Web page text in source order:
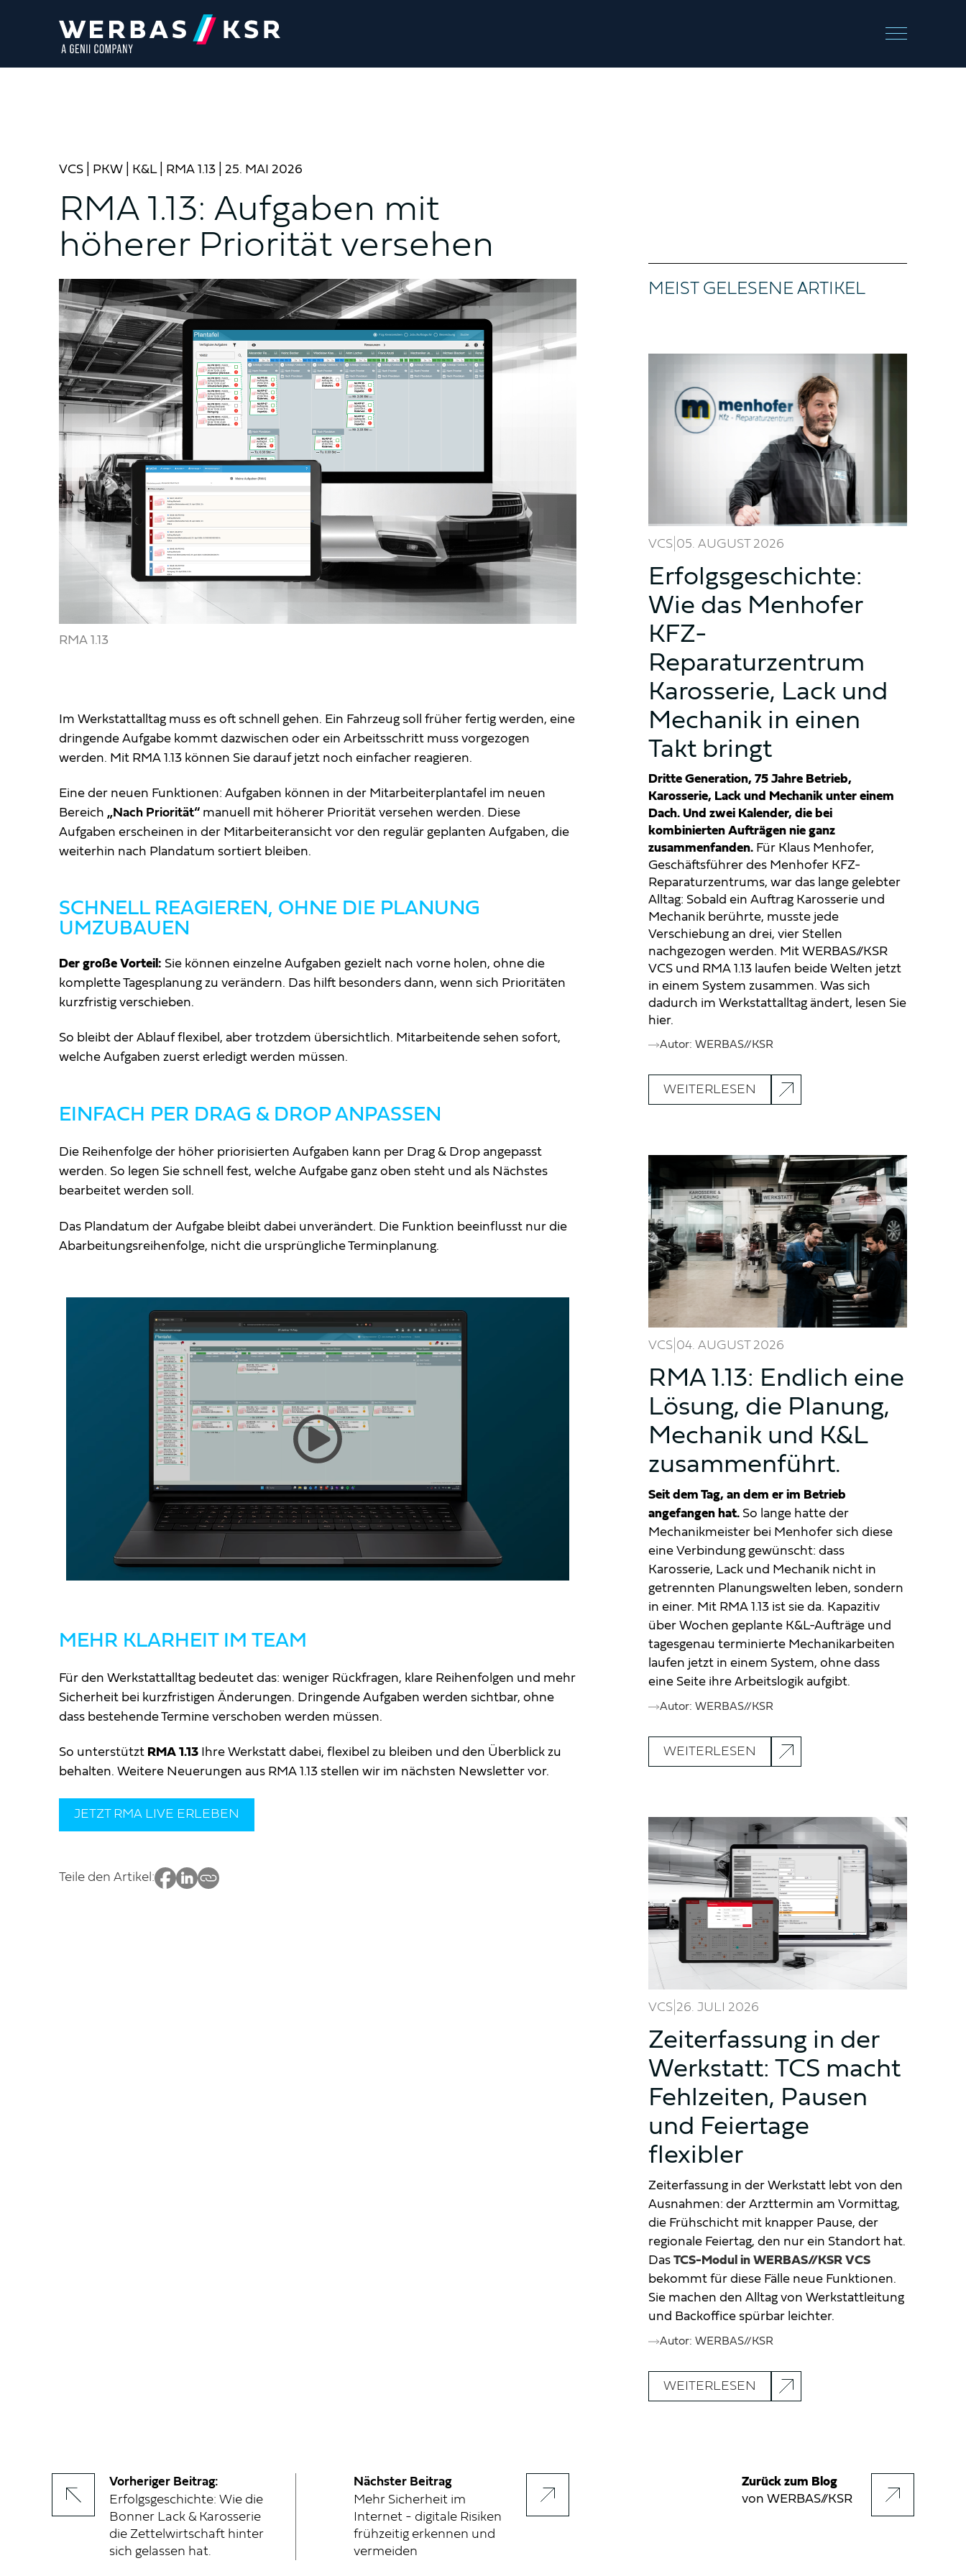
VCS PKW K&L| RMA 1.13 | 25. MAI 2026
RMA 1.13: Aufgaben mit
höherer Priorität versehen
RMA 1.13
Im Werkstattalltag muss es oft schnell gehen. Ein Fahrzeug soll früher fertig werden, eine
dringende Aufgabe kommt dazwischen oder ein Arbeitsschritt muss vorgezogen
werden. Mit RMA 1.13 können Sie darauf jetzt noch einfacher reagieren.
Eine der neuen Funktionen: Aufgaben können in der Mitarbeiterplantafel im neuen
Bereich „Nach Priorität“ manuell mit höherer Priorität versehen werden. Diese
Aufgaben erscheinen in der Mitarbeiteransicht vor den regulär geplanten Aufgaben, die
weiterhin nach Plandatum sortiert bleiben.
SCHNELL REAGIEREN, OHNE DIE PLANUNG
UMZUBAUEN
Der große Vorteil: Sie können einzelne Aufgaben gezielt nach vorne holen, ohne die
komplette Tagesplanung zu verändern. Das hilft besonders dann, wenn sich Prioritäten
kurzfristig verschieben.
So bleibt der Ablauf flexibel, aber trotzdem übersichtlich. Mitarbeitende sehen sofort,
welche Aufgaben zuerst erledigt werden müssen.
EINFACH PER DRAG & DROP ANPASSEN
Die Reihenfolge der höher priorisierten Aufgaben kann per Drag & Drop angepasst
werden. So legen Sie schnell fest, welche Aufgabe ganz oben steht und als Nächstes
bearbeitet werden soll.
Das Plandatum der Aufgabe bleibt dabei unverändert. Die Funktion beeinflusst nur die
Abarbeitungsreihenfolge, nicht die ursprüngliche Terminplanung.
MEHR KLARHEIT IM TEAM
Für den Werkstattalltag bedeutet das: weniger Rückfragen, klare Reihenfolgen und mehr
Sicherheit bei kurzfristigen Änderungen. Dringende Aufgaben werden sichtbar, ohne
dass bestehende Termine verschoben werden müssen.
So unterstützt RMA 1.13 Ihre Werkstatt dabei, flexibel zu bleiben und den Überblick zu
behalten. Weitere Neuerungen aus RMA 1.13 stellen wir im nächsten Newsletter vor.
JETZT RMA LIVE ERLEBEN
Teile den Artikel:
MEIST GELESENE ARTIKEL
VCS 05. AUGUST 2026
Erfolgsgeschichte:
Wie das Menhofer
KFZ-
Reparaturzentrum
Karosserie, Lack und
Mechanik in einen
Takt bringt
Dritte Generation, 75 Jahre Betrieb,
Karosserie, Lack und Mechanik unter einem
Dach. Und zwei Kalender, die bei
kombinierten Aufträgen nie ganz
zusammenfanden. Für Klaus Menhofer,
Geschäftsführer des Menhofer KFZ-
Reparaturzentrums, war das lange gelebter
Alltag: Sobald ein Auftrag Karosserie und
Mechanik berührte, musste jede
Verschiebung an drei, vier Stellen
nachgezogen werden. Mit WERBAS//KSR
VCS und RMA 1.13 laufen beide Welten jetzt
in einem System zusammen. Was sich
dadurch im Werkstattalltag ändert, lesen Sie
hier.
Autor: WERBAS//KSR
WEITERLESEN
VCS 04. AUGUST 2026
RMA 1.13: Endlich eine
Lösung, die Planung,
Mechanik und K&L
zusammenführt.
Seit dem Tag, an dem er im Betrieb
angefangen hat. So lange hatte der
Mechanikmeister bei Menhofer sich diese
eine Verbindung gewünscht: dass
Karosserie, Lack und Mechanik nicht in
getrennten Planungswelten leben, sondern
in einer. Mit RMA 1.13 ist sie da. Kapazitiv
über Wochen geplante K&L-Aufträge und
tagesgenau terminierte Mechanikarbeiten
laufen jetzt in einem System, ohne dass
eine Seite ihre Arbeitslogik aufgibt.
Autor: WERBAS//KSR
WEITERLESEN
VCS 26. JULI 2026
Zeiterfassung in der
Werkstatt: TCS macht
Fehlzeiten, Pausen
und Feiertage
flexibler
Zeiterfassung in der Werkstatt lebt von den
Ausnahmen: der Arzttermin am Vormittag,
die Frühschicht mit knapper Pause, der
regionale Feiertag, den nur ein Standort hat.
Das TCS-Modul in WERBAS//KSR VCS
bekommt für diese Fälle neue Funktionen.
Sie machen den Alltag von Werkstattleitung
und Backoffice spürbar leichter.
Autor: WERBAS//KSR
WEITERLESEN
Vorheriger Beitrag:
Erfolgsgeschichte: Wie die
Bonner Lack & Karosserie
die Zettelwirtschaft hinter
sich gelassen hat.
Nächster Beitrag
Mehr Sicherheit im
Internet - digitale Risiken
frühzeitig erkennen und
vermeiden
Zurück zum Blog
von WERBAS//KSR